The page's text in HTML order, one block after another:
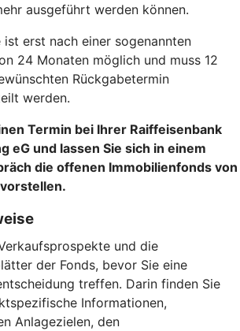
ausgeführt werden können.
erst nach einer sogenannten
24 Monaten möglich und muss 12
Rückgabetermin
werden.
Termin bei Ihrer Raiffeisenbank
eG und lassen Sie sich in einem
die offenen Immobilienfonds von
und die
der Fonds, bevor Sie eine
treffen. Darin finden Sie
Informationen,
Anlagezielen, den